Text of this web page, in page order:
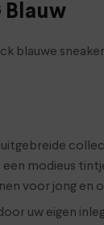
Blauw
blauwe
modieus
voor jong en
uw eigen